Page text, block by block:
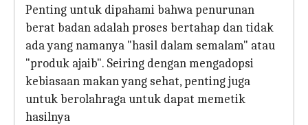
Penting untuk dipahami bahwa penurunan
berat badan adalah proses bertahap dan tidak
ada yang namanya "hasil dalam semalam" atau
"produk ajaib". Seiring dengan mengadopsi
kebiasaan makan yang sehat, penting juga
untuk berolahraga untuk dapat memetik
hasilnya